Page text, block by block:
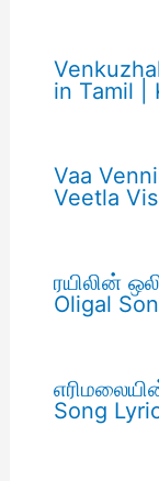
in Tamil |
Vaa
Veetla
ரயிலின்
Oligal
Song